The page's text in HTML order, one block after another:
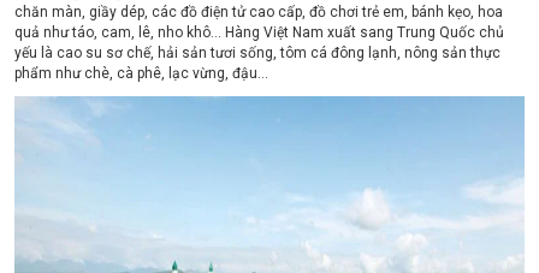
chăn màn, giầy dép, các đồ điện tử cao cấp, đồ chơi trẻ em, bánh kẹo, hoa
quả như táo, cam, lê, nho khô… Hàng Việt Nam xuất sang Trung Quốc chủ
yếu là cao su sơ chế, hải sản tươi sống, tôm cá đông lạnh, nông sản thực
phẩm như chè, cà phê, lạc vừng, đậu…